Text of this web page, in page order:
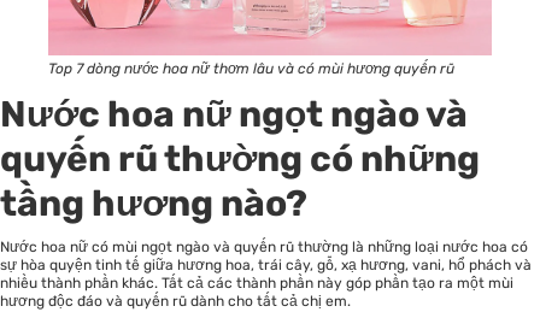
Top 7 dòng nước hoa nữ thơm lâu và có mùi hương quyến rũ
Nước hoa nữ ngọt ngào và
quyến rũ thường có những
tầng hương nào?
Nước hoa nữ có mùi ngọt ngào và quyến rũ thường là những loại nước hoa có
sự hòa quyện tinh tế giữa hương hoa, trái cây, gỗ, xạ hương, vani, hổ phách và
nhiều thành phần khác. Tất cả các thành phần này góp phần tạo ra một mùi
hương độc đáo và quyến rũ dành cho tất cả chị em.